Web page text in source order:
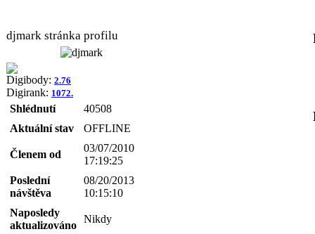
djmark stránka profilu
Digibody: 2.76
Digirank: 1072.
Shlédnutí
40508
Aktuální stav
OFFLINE
Členem od
03/07/2010
17:19:25
Poslední
návštěva
08/20/2013
10:15:10
Naposledy
aktualizováno
Nikdy